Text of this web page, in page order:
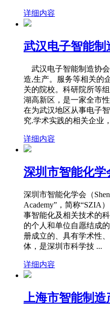
详细内容
武汉电子智能制
武汉电子智能制造协
造,生产。服务等相关的
关的院校。科研院所等
湖高新区，是一家全市
在为武汉地区从事电子
究.学术实践的相关企业
详细内容
深圳市智能化学
深圳市智能化学会（
Academy”，简称“SZIA
事智能化及相关技术的
的个人和单位自愿结成
册成立的、具有学术性
体，是深圳市科学技 ...
详细内容
上海市智能制造